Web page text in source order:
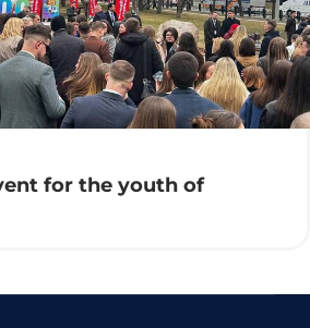
for the youth of